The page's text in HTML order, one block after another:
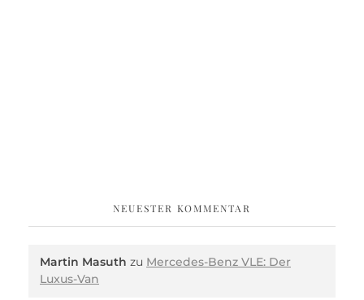
NEUESTER KOMMENTAR
Martin Masuth zu Mercedes-Benz VLE: Der
Luxus-Van